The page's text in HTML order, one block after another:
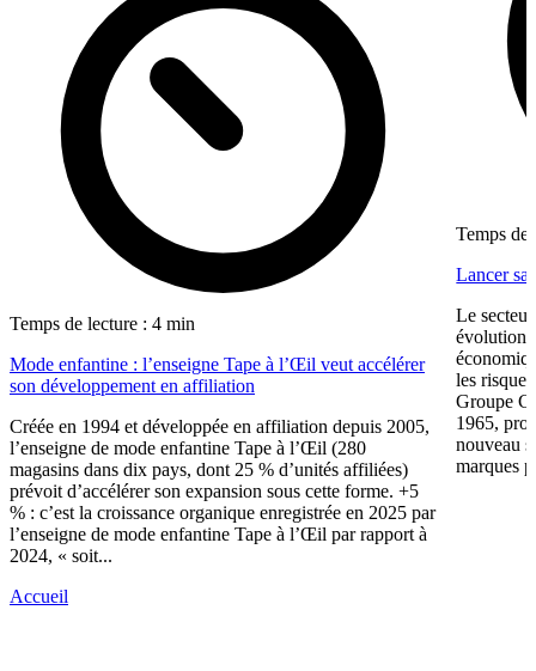
Temps de lecture : 4 min
Mode enfantine : l’enseigne Tape à l’Œil veut accélérer
son développement en affiliation
Créée en 1994 et développée en affiliation depuis 2005,
l’enseigne de mode enfantine Tape à l’Œil (280
magasins dans dix pays, dont 25 % d’unités affiliées)
prévoit d’accélérer son expansion sous cette forme. +5
% : c’est la croissance organique enregistrée en 2025 par
l’enseigne de mode enfantine Tape à l’Œil par rapport à
2024, « soit...
Temps de
Lancer sa
Le
évolution
les
Groupe
1965,
nouveau
marques
Accueil